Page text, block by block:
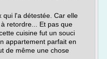
qui l'a détestée. Car elle
retordre... Et pas que
cuisine fut un souci
appartement parfait en
de même une chose